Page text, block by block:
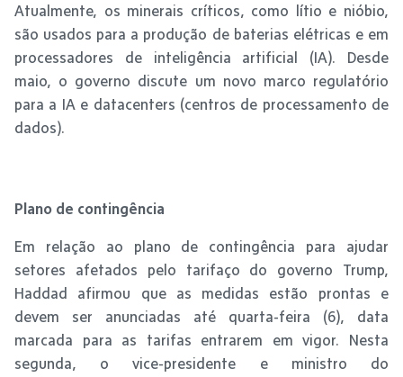
Atualmente, os minerais críticos, como lítio e nióbio,
são usados para a produção de baterias elétricas e em
processadores de inteligência artificial (IA). Desde
maio, o governo discute um novo marco regulatório
para a IA e datacenters (centros de processamento de
dados).
Plano de contingência
Em relação ao plano de contingência para ajudar
setores afetados pelo tarifaço do governo Trump,
Haddad afirmou que as medidas estão prontas e
devem ser anunciadas até quarta-feira (6), data
marcada para as tarifas entrarem em vigor. Nesta
segunda, o vice-presidente e ministro do